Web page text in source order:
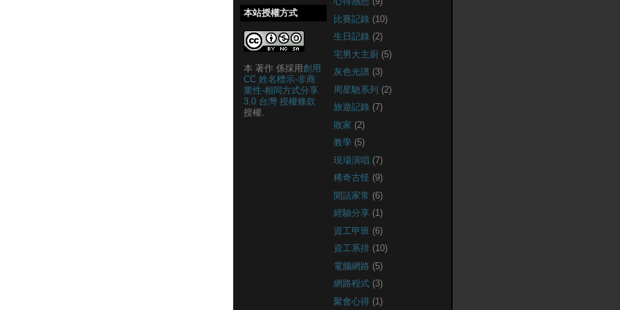
比賽記錄 (10)
生日記錄 (2)
宅男大主廚 (5)
灰色光譜 (3)
周星馳系列 (2)
旅遊記錄 (7)
敗家 (2)
教學 (5)
現場演唱 (7)
稀奇古怪 (9)
閒話家常 (6)
經驗分享 (1)
資工甲班 (6)
資工系排 (10)
電腦網路 (5)
網路程式 (3)
聚會心得 (1)
本站授權方式
本 著作 係採用創用
CC 姓名標示-非商
業性-相同方式分享
3.0 台灣 授權條款
授權.